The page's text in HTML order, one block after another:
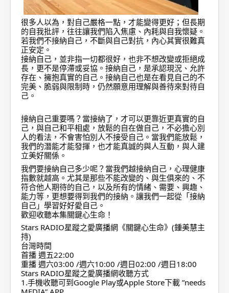
很多人以為，對自己嚴格一點，才能變得更好；但長期
的自我批評，往往讓我們陷入焦慮、內耗與自我懷疑。
若我們不接納自己，不斷與自己對抗，內心其實很難真
正安定。
接納自己，並非指一切都很好，也非不想改變或拒絕成
長，更不是停滯或妥協。接納自己，是承認現況、允許
存在、擁抱真實的自己。接納自己也是在看見自己的不
完美、脆弱與限制時，仍然願意用理解與善待來對待自
己。
接納自己重要嗎？當接納了，才可以更靠近更真實的自
己，與自己和平相處，放鬆的自在做自己，不必擔心別
人的看法，不會害怕別人不接受自己。當我們能放鬆，
我們的潛能才能發揮，也才能真誠的與人互動，與人建
立美好關係。
我們要接納自己多少呢？當我們越接納自己，心理健康
指數就越高。尤其是那些不能改變的、與生俱來的、不
符合他人期待的自己，以及所有的情緒、需要、興趣、
能力等，更想要得到我們的接納。讓我們一起從「接納
自己」學習好好愛自己。
歡迎收聽本集關鍵心生命！
Stars RADIO星蹤之愛廣播網《關鍵心生命》(鍾美慧主
持)
台灣時間
首播 週五22:00
重播 週六03:00 /週六10:00 /週日02:00 /週日18:00
Stars RADIO星蹤之愛廣播網收聽方式
1.手機收聽可到Google Play或Apple Store下載 ”needs